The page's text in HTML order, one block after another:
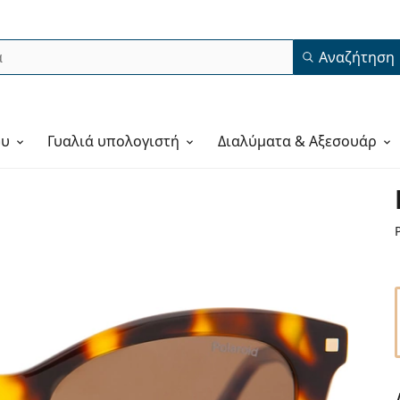
Αναζήτηση
Γυαλιά υπολογιστή Διαλύματα & Αξεσουάρ